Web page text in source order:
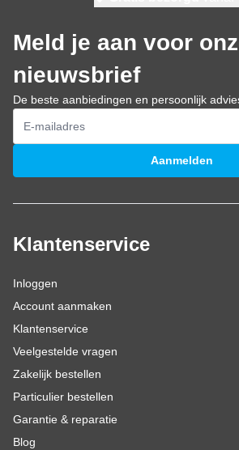
Meld je aan voor
nieuwsbrief
De beste aanbiedingen en persoonlijk
E-mailadres
Aanmelden
Klantenservice
Inloggen
Account aanmaken
Klantenservice
Veelgestelde vragen
Zakelijk bestellen
Particulier bestellen
Garantie & reparatie
Blog